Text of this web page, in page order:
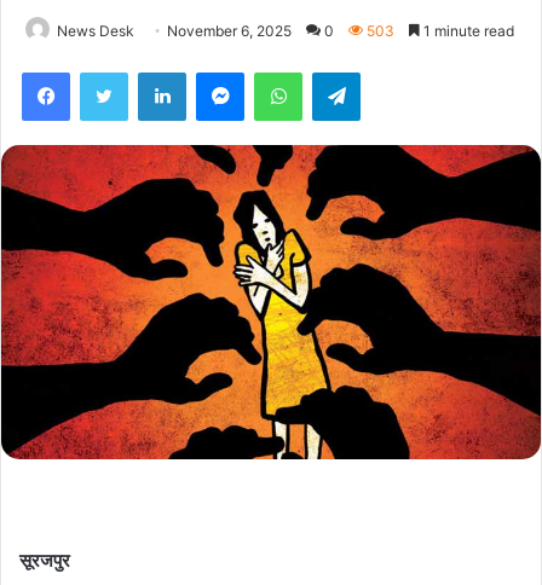
News Desk November 6, 2025 0 503 1 minute read
सूरजपुर